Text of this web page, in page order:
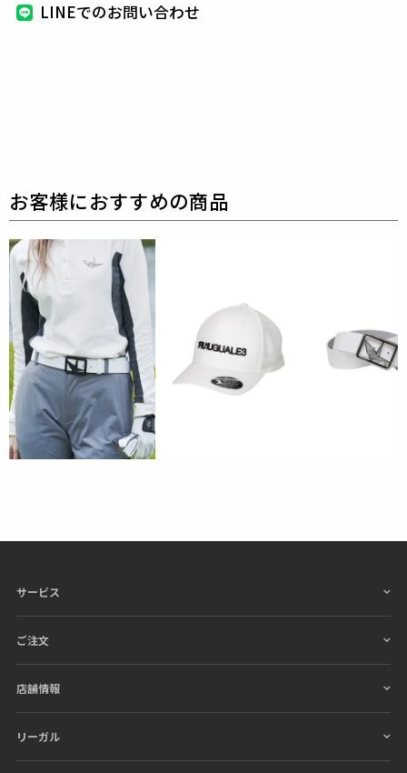
1PIU1UGUALE3 GOLF（ウノピゥウノウグァーレト
なハイテク素材を採用し、ただ派手な物ではなくテー
ラーリングを得意とする同ブランドならではの立体パ
ターンにより、洗練された高いデザイン性と
ィッティングを兼ね備え着る者全てに高揚感と優越感
をもたらします。
素材
表地 : ナイロン88% ポリウレタン12%
別布 : ポリエステル82% ポリウレタン18%
LINEでのお問い合わせ
サービス
ご注文
店舗情報
リーガル